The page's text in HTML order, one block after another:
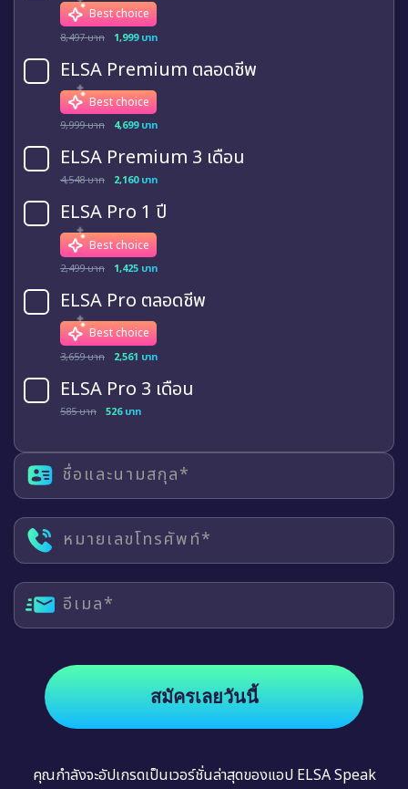
Best choice
8,497 บาท 1,999 บาท
ELSA Premium ตลอดชีพ
Best choice
9,999 บาท 4,699 บาท
ELSA Premium 3 เดือน
4,548 บาท 2,160 บาท
ELSA Pro 1 ปี
Best choice
2,499 บาท 1,425 บาท
ELSA Pro ตลอดชีพ
Best choice
3,659 บาท 2,561 บาท
ELSA Pro 3 เดือน
585 บาท 526 บาท
ชื่อและนามสกุล*
หมายเลขโทรศัพท์*
อีเมล*
สมัครเลยวันนี้
คุณกำลังจะอัปเกรดเป็นเวอร์ชั่นล่าสุดของแอป ELSA Speak